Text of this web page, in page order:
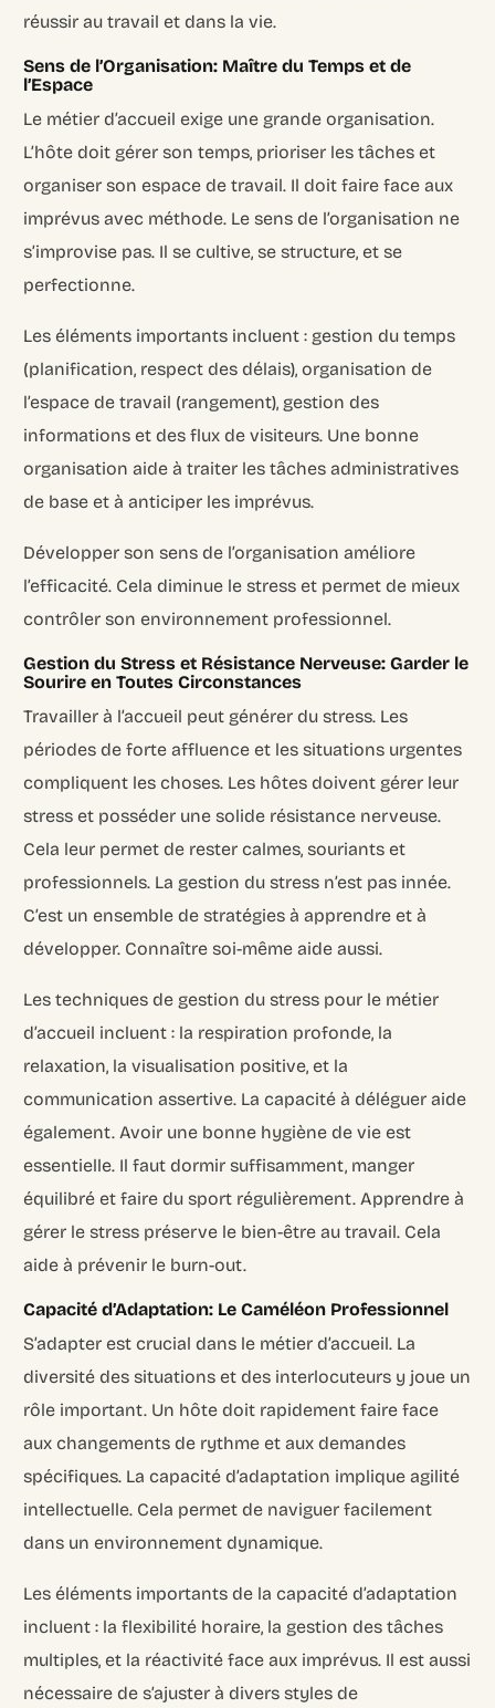
réussir au travail et dans la vie.
Sens de l’Organisation: Maître du Temps et de
l’Espace
Le métier d’accueil exige une grande organisation.
L’hôte doit gérer son temps, prioriser les tâches et
organiser son espace de travail. Il doit faire face aux
imprévus avec méthode. Le sens de l’organisation ne
s’improvise pas. Il se cultive, se structure, et se
perfectionne.
Les éléments importants incluent : gestion du temps
(planification, respect des délais), organisation de
l’espace de travail (rangement), gestion des
informations et des flux de visiteurs. Une bonne
organisation aide à traiter les tâches administratives
de base et à anticiper les imprévus.
Développer son sens de l’organisation améliore
l’efficacité. Cela diminue le stress et permet de mieux
contrôler son environnement professionnel.
Gestion du Stress et Résistance Nerveuse: Garder le
Sourire en Toutes Circonstances
Travailler à l’accueil peut générer du stress. Les
périodes de forte affluence et les situations urgentes
compliquent les choses. Les hôtes doivent gérer leur
stress et posséder une solide résistance nerveuse.
Cela leur permet de rester calmes, souriants et
professionnels. La gestion du stress n’est pas innée.
C’est un ensemble de stratégies à apprendre et à
développer. Connaître soi-même aide aussi.
Les techniques de gestion du stress pour le métier
d’accueil incluent : la respiration profonde, la
relaxation, la visualisation positive, et la
communication assertive. La capacité à déléguer aide
également. Avoir une bonne hygiène de vie est
essentielle. Il faut dormir suffisamment, manger
équilibré et faire du sport régulièrement. Apprendre à
gérer le stress préserve le bien-être au travail. Cela
aide à prévenir le burn-out.
Capacité d’Adaptation: Le Caméléon Professionnel
S’adapter est crucial dans le métier d’accueil. La
diversité des situations et des interlocuteurs y joue un
rôle important. Un hôte doit rapidement faire face
aux changements de rythme et aux demandes
spécifiques. La capacité d’adaptation implique agilité
intellectuelle. Cela permet de naviguer facilement
dans un environnement dynamique.
Les éléments importants de la capacité d’adaptation
incluent : la flexibilité horaire, la gestion des tâches
multiples, et la réactivité face aux imprévus. Il est aussi
nécessaire de s’ajuster à divers styles de